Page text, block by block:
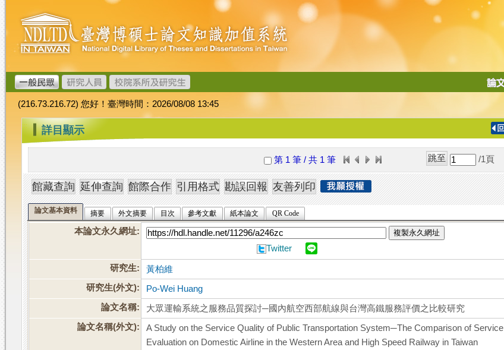
跳
到
主
要
內
容
臺
灣
博
碩
士
論
文
加
值
系
統
導
(216.73.216.72) 您好！臺灣時間：2026/08/08 13:45
::: 詳目顯示
第 1 筆 / 共 1 筆 /1 頁
論文基本資料 摘要 外文摘要 目次 參考文獻 紙本論文 QR Code
本論文永久網址: 複製永久網址
Twitter
研究生:
黃柏維
研究生(外文):
Po-Wei Huang
論文名稱:
大眾運輸系統之服務品質探討─國內航空西部航線與台灣高鐵服務評價之比較研究
論文名稱(外文):
A Study on the Service Quality of Public Transportation System─The Comparison of Service
Evaluation on Domestic Airline in the Western Area and High Speed Railway in Taiwan